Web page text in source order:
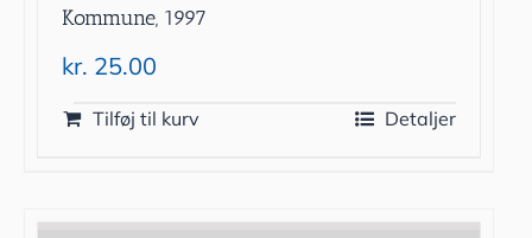
Kommune, 1997
kr. 25.00
Tilføj til kurv Detaljer